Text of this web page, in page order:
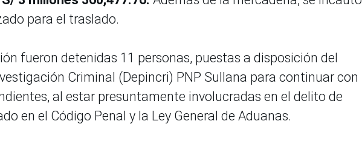
para el traslado.
fueron detenidas 11 personas, puestas a disposición del
Criminal (Depincri) PNP Sullana para continuar con
al estar presuntamente involucradas en el delito de
en el Código Penal y la Ley General de Aduanas.